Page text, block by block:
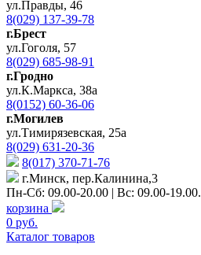
ул.Правды, 46
8(029) 137-39-78
г.Брест
ул.Гоголя, 57
8(029) 685-98-91
г.Гродно
ул.К.Маркса, 38а
8(0152) 60-36-06
г.Могилев
ул.Тимирязевская, 25а
8(029) 631-20-36
8(017) 370-71-76
г.Минск, пер.Калинина,3
Пн-Сб: 09.00-20.00 | Вс: 09.00-19.00.
корзина
0 руб.
Каталог товаров